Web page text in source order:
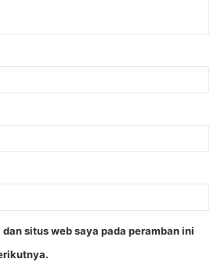
situs web saya pada peramban ini